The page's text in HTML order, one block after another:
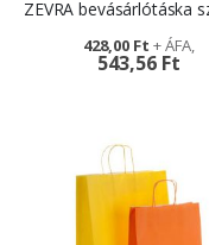
543,56 Ft
428,00 Ft